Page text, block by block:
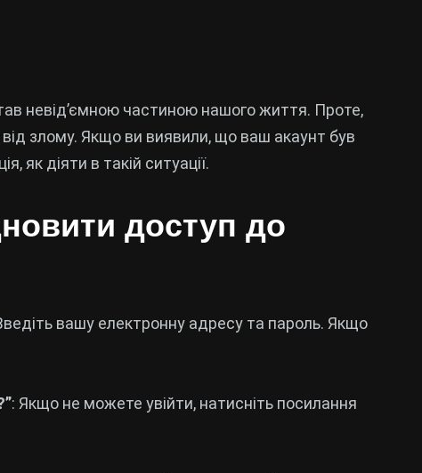
невід’ємною частиною нашого життя. Проте,
злому. Якщо ви виявили, що ваш акаунт був
як діяти в такій ситуації.
доступ до
вашу електронну адресу та пароль. Якщо
: Якщо не можете увійти, натисніть посилання